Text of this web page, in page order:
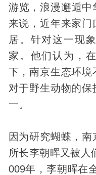
游览，浪漫邂逅
来说，近年来家
居。针对这一现
家。他们认为，
下，南京生态环境
对于野生动物的保
一。
因为研究蝴蝶，
所长李朝晖又被人
009年，李朝晖在